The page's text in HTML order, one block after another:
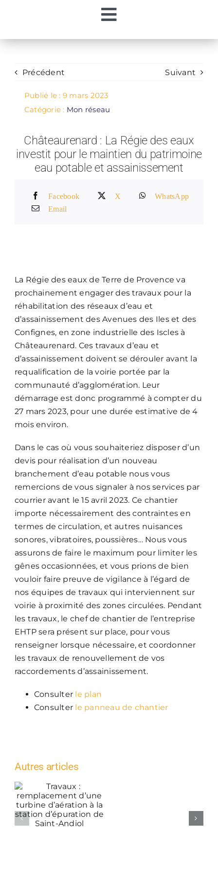
Toggle
Navigation
Ma Régie
Mon Eau
Mes Démarches
Contacts
Précédent Suivant
Publié le : 9 mars 2023
Catégorie : Mon réseau
Châteaurenard : La Régie des eaux
investit pour le maintien du patrimoine
eau potable et assainissement
Facebook X
WhatsApp
Email
La Régie des eaux de Terre de Provence va
prochainement engager des travaux pour la
réhabilitation des réseaux d’eau et
d’assainissement des Avenues des Iles et des
Confignes, en zone industrielle des Iscles à
Châteaurenard. Ces travaux d’eau et
d’assainissement doivent se dérouler avant la
requalification de la voirie portée par la
communauté d’agglomération. Leur
démarrage est donc programmé à compter du
27 mars 2023, pour une durée estimative de 4
mois environ.
Dans le cas où vous souhaiteriez disposer d’un
devis pour réalisation d’un nouveau
branchement d’eau potable nous vous
remercions de vous signaler à nos services par
courrier avant le 15 avril 2023. Ce chantier
importe nécessairement des contraintes en
termes de circulation, et autres nuisances
sonores, vibratoires, poussières… Nous vous
assurons de faire le maximum pour limiter les
gênes occasionnées, et vous prions de bien
vouloir faire preuve de vigilance à l’égard de
nos équipes de travaux qui interviennent sur
voirie à proximité des zones circulées. Pendant
les travaux, le chef de chantier de l’entreprise
EHTP sera présent sur place, pour vous
renseigner lorsque nécessaire, et coordonner
les travaux de renouvellement de vos
raccordements d’assainissement.
Consulter le plan
Consulter le panneau de chantier
Autres articles
Travaux :
remplacement
d’une turbine
d’aération à la
station d’épuration